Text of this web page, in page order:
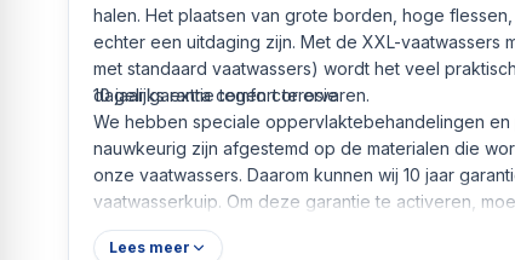
halen. Het plaatsen van grote borden, hoge
echter een uitdaging zijn. Met de XXL-vaatwassers
met standaard vaatwassers) wordt het veel
dagelijks extra comfort te ervaren.
10 jaar garantie tegen corrosie
We hebben speciale oppervlaktebehandelingen
nauwkeurig zijn afgestemd op de materialen die
onze vaatwassers. Daarom kunnen wij 10 jaar
vaatwasserkuip. Om deze garantie te activeren,
registreren op www.bosch-home.be/nl/extra
Lees meer